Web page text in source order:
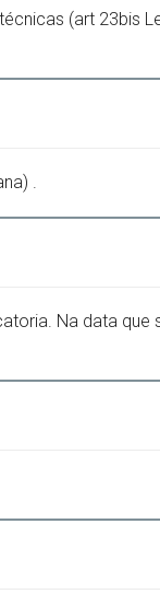
(art 23bis
.
Na data que